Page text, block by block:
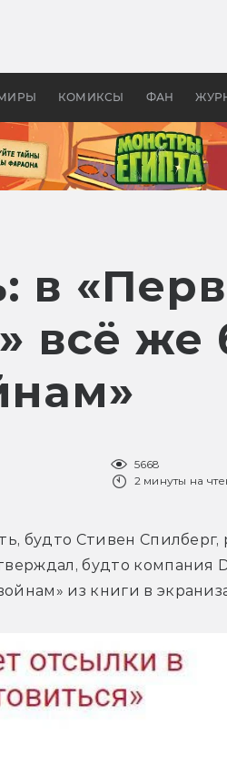
КОМИКСЫ ФАН
в России —
бы
всё же
5668
2 минуты на
будто Стивен Спилберг,
будто компания
из книги в